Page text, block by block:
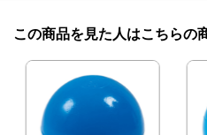
この商品を見た人はこちらの